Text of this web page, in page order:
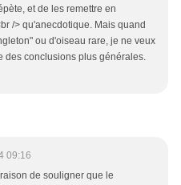
et de les remettre en
/> qu'anecdotique. Mais quand
ou d'oiseau rare, je ne veux
des conclusions plus générales.
09:16
de souligner que le